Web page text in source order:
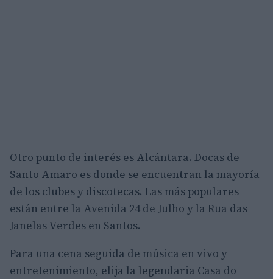
Otro punto de interés es Alcántara. Docas de
Santo Amaro es donde se encuentran la mayoría
de los clubes y discotecas. Las más populares
están entre la Avenida 24 de Julho y la Rua das
Janelas Verdes en Santos.
Para una cena seguida de música en vivo y
entretenimiento, elija la legendaria Casa do